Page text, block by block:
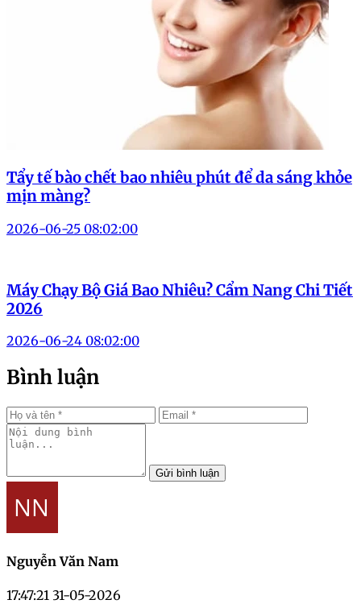
Tẩy tế bào chết bao nhiêu phút để da sáng khỏe
mịn màng?
2026-06-25 08:02:00
Máy Chạy Bộ Giá Bao Nhiêu? Cẩm Nang Chi Tiết
2026
2026-06-24 08:02:00
Bình luận
Gửi bình luận
Nguyễn Văn Nam
17:47:21 31-05-2026